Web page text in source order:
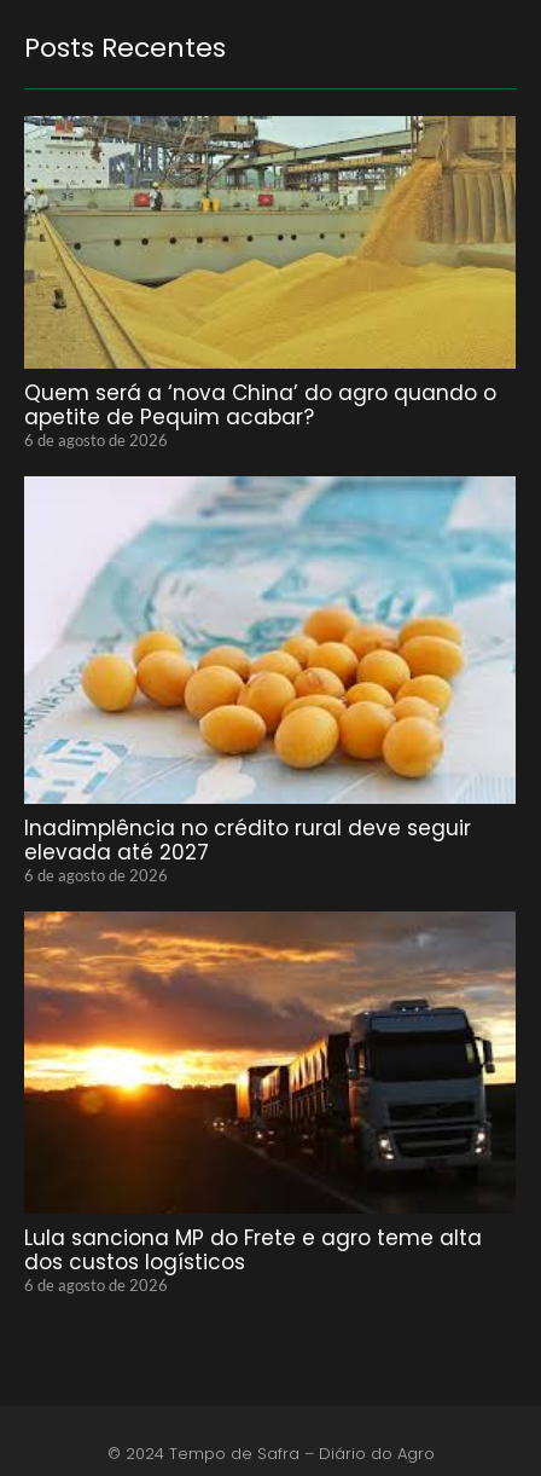
Posts Recentes
Quem será a ‘nova China’ do agro quando o
apetite de Pequim acabar?
6 de agosto de 2026
Inadimplência no crédito rural deve seguir
elevada até 2027
6 de agosto de 2026
Lula sanciona MP do Frete e agro teme alta
dos custos logísticos
6 de agosto de 2026
© 2024 Tempo de Safra – Diário do Agro